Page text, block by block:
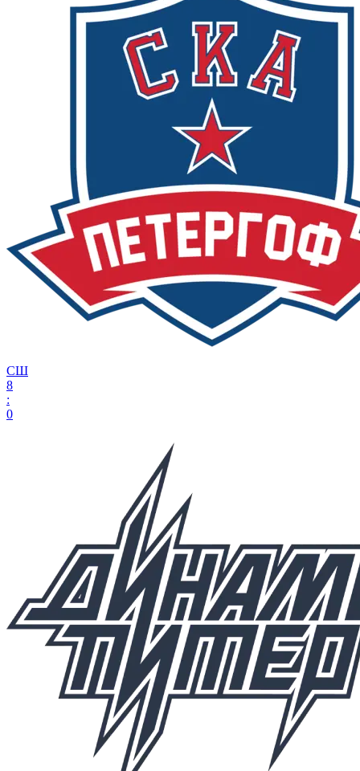
СШ
8
:
0